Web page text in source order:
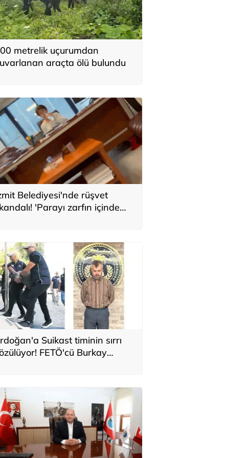
metrelik uçurumdan
araçta ölü bulundu
Belediyesi'nde rüşvet
'Parayı zarfın içinde
Suikast timinin sırrı
FETÖ'cü Burkay